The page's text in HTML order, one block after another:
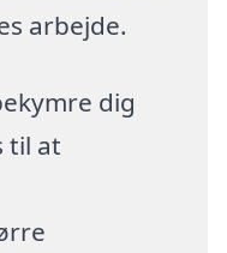
arbejde.
dig
til at